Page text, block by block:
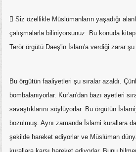
 Siz özellikle Müslümanların yaşadığı
çalışmalarla biliniyorsunuz. Bu konuda
Terör örgütü Daeş'in İslam'a verdiği zarar
Bu örgütün faaliyetleri şu sıralar azaldı.
bombalanıyorlar. Kur'an'dan bazı ayetleri
savaştıklarını söylüyorlar. Bu örgütün
bozulmuş. Aynı zamanda İslami kurallara
şekilde hareket ediyorlar ve Müslüman